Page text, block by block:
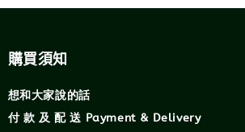
購買須知
想和大家說的話
付 款 及 配 送 Payment & Delivery